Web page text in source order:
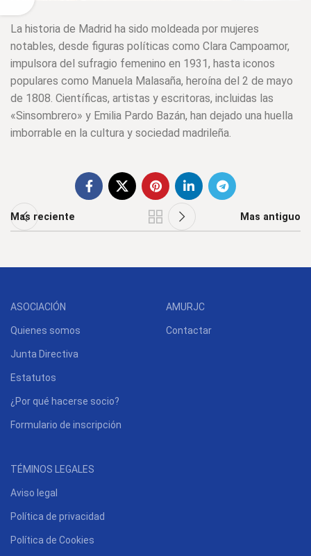
La historia de Madrid ha sido moldeada por mujeres
notables, desde figuras políticas como Clara Campoamor,
impulsora del sufragio femenino en 1931, hasta iconos
populares como Manuela Malasaña, heroína del 2 de mayo
de 1808. Científicas, artistas y escritoras, incluidas las
«Sinsombrero» y Emilia Pardo Bazán, han dejado una huella
imborrable en la cultura y sociedad madrileña.
Mas reciente Mas antiguo
ASOCIACIÓN
Quienes somos
Junta Directiva
Estatutos
¿Por qué hacerse socio?
Formulario de inscripción
AMURJC
Contactar
TÉMINOS LEGALES
Aviso legal
Política de privacidad
Política de Cookies